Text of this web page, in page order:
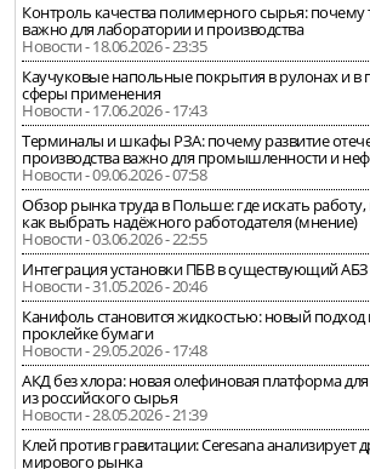
Контроль качества полимерного сырья:
важно для лаборатории и производства
Новости - 18.06.2026 - 23:35
Каучуковые напольные покрытия в рулонах и в
сферы применения
Новости - 17.06.2026 - 17:43
Терминалы и шкафы РЗА: почему развитие
производства важно для промышленности и
Новости - 09.06.2026 - 07:58
Обзор рынка труда в Польше: где искать работу,
как выбрать надёжного работодателя (мнение)
Новости - 03.06.2026 - 22:55
Интеграция установки ПБВ в существующий АБЗ
Новости - 31.05.2026 - 20:46
Канифоль становится жидкостью: новый подход
проклейке бумаги
Новости - 29.05.2026 - 17:48
АКД без хлора: новая олефиновая платформа
из российского сырья
Новости - 28.05.2026 - 21:39
Клей против гравитации: Ceresana анализирует
мирового рынка